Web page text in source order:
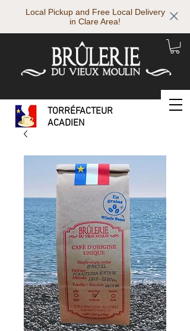
Local Pickup and Free Local Delivery
in Clare Area!
TORRÉFACTEUR
ACADIEN